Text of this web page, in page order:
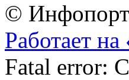
©
Работает
Fatal error: